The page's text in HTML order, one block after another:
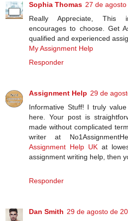
Sophia Thomas 27 de
Really Appreciate, This
encourages to choose. Get
qualified and experienced
My Assignment Help
Responder
Assignment Help 29 de
Informative Stuff! I truly
here. Your post is
made without complicated
writer at
Assignment Help UK at
assignment writing help, then
Responder
Dan Smith 29 de agosto de